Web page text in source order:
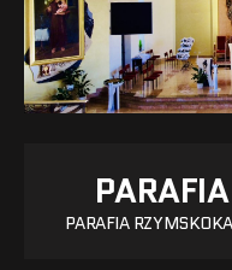
PARAFIA